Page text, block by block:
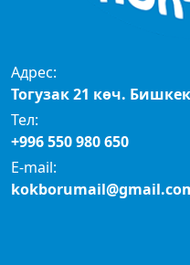
Адрес:
Тогузак 21 көч.
Тел:
+996 550 980 650
E-mail: